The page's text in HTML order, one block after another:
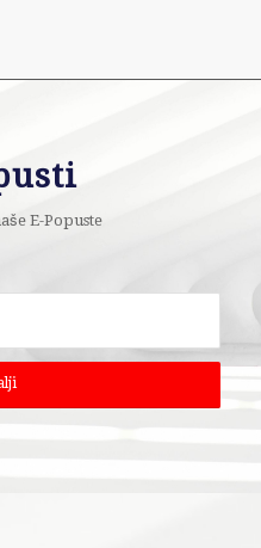
E-Popuste